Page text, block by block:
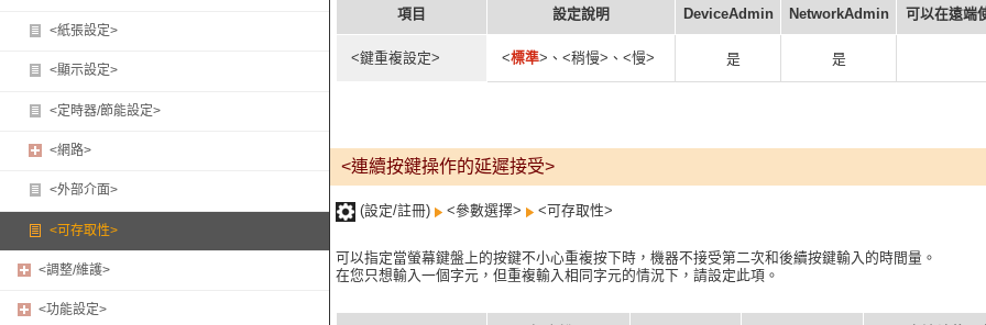
<紙張設定>
<顯示設定>
<定時器/節能設定>
<網路>
<外部介面>
<可存取性>
<調整/維護>
<功能設定>
項目 設定說明 DeviceAdmin NetworkAdmin 可以在遠端
<鍵重複設定> <標準>、<稍慢>、<慢> 是 是
<連續按鍵操作的延遲接受>
(設定/註冊) <參數選擇> <可存取性>
可以指定當螢幕鍵盤上的按鍵不小心重複按下時，機器不接受第二次和後續按鍵輸入的時間量。
在您只想輸入一個字元，但重複輸入相同字元的情況下，請設定此項。